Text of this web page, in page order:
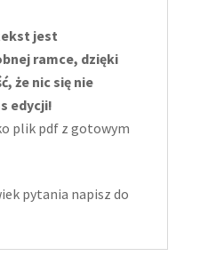
jest
ramce, dzięki
że nic się nie
edycji!
plik pdf z gotowym
pytania napisz do